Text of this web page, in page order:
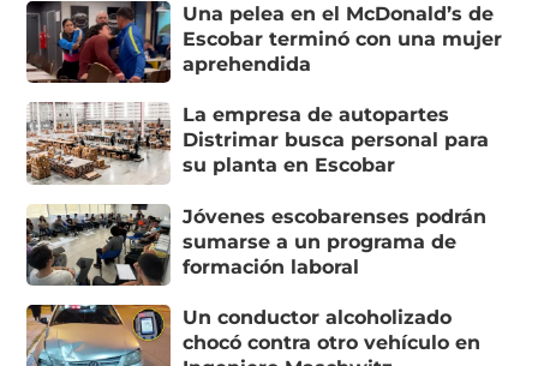
Una pelea en el McDonald’s de
Escobar terminó con una mujer
aprehendida
La empresa de autopartes
Distrimar busca personal para
su planta en Escobar
Jóvenes escobarenses podrán
sumarse a un programa de
formación laboral
Un conductor alcoholizado
chocó contra otro vehículo en